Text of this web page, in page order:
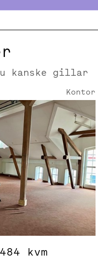
kanske gillar
Kontor
Hallvägen 14, 484 kvm